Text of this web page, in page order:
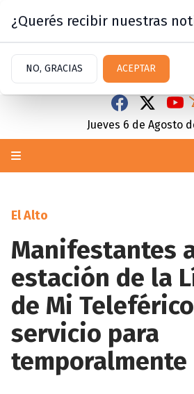
Jueves 6 de Agosto
El Alto
Manifestantes
estación de la
de Mi
servicio para
temporalmente
¿Querés recibir nuestras
NO, GRACIAS ACEPTAR